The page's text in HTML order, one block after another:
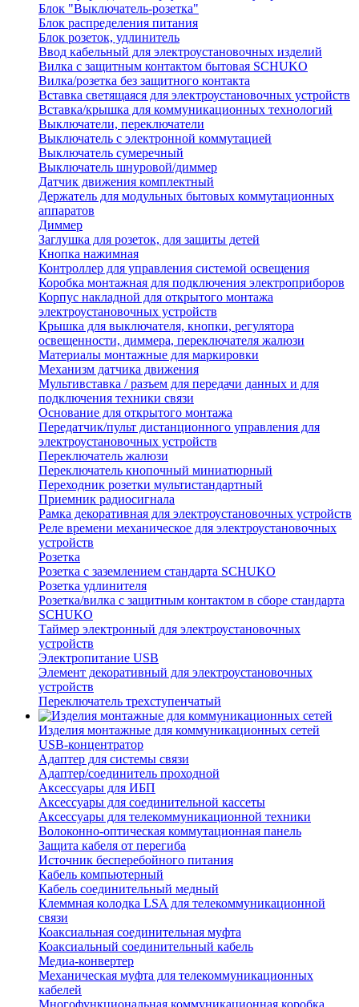
Блок "Выключатель-розетка"
Блок распределения питания
Блок розеток, удлинитель
Ввод кабельный для электроустановочных изделий
Вилка с защитным контактом бытовая SCHUKO
Вилка/розетка без защитного контакта
Вставка светящаяся для электроустановочных устройств
Вставка/крышка для коммуникационных технологий
Выключатели, переключатели
Выключатель с электронной коммутацией
Выключатель сумеречный
Выключатель шнуровой/диммер
Датчик движения комплектный
Держатель для модульных бытовых коммутационных
аппаратов
Диммер
Заглушка для розеток, для защиты детей
Кнопка нажимная
Контроллер для управления системой освещения
Коробка монтажная для подключения электроприборов
Корпус накладной для открытого монтажа
электроустановочных устройств
Крышка для выключателя, кнопки, регулятора
освещенности, диммера, переключателя жалюзи
Материалы монтажные для маркировки
Механизм датчика движения
Мультивставка / разъем для передачи данных и для
подключения техники связи
Основание для открытого монтажа
Передатчик/пульт дистанционного управления для
электроустановочных устройств
Переключатель жалюзи
Переключатель кнопочный миниатюрный
Переходник розетки мультистандартный
Приемник радиосигнала
Рамка декоративная для электроустановочных устройств
Реле времени механическое для электроустановочных
устройств
Розетка
Розетка с заземлением стандарта SCHUKO
Розетка удлинителя
Розетка/вилка с защитным контактом в сборе стандарта
SCHUKO
Таймер электронный для электроустановочных
устройств
Электропитание USB
Элемент декоративный для электроустановочных
устройств
Переключатель трехступенчатый
Изделия монтажные для коммуникационных сетей
USB-концентратор
Адаптер для системы связи
Адаптер/соединитель проходной
Аксессуары для ИБП
Аксессуары для соединительной кассеты
Аксессуары для телекоммуникационной техники
Волоконно-оптическая коммутационная панель
Защита кабеля от перегиба
Источник бесперебойного питания
Кабель компьютерный
Кабель соединительный медный
Клеммная колодка LSA для телекоммуникационной
связи
Коаксиальная соединительная муфта
Коаксиальный соединительный кабель
Медиа-конвертер
Механическая муфта для телекоммуникационных
кабелей
Многофункциональная коммуникационная коробка